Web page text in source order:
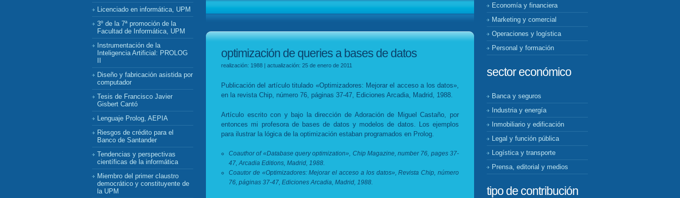
Licenciado en informática, UPM
3º de la 7ª promoción de la
Facultad de Informática, UPM
Instrumentación de la
Inteligencia Artificial: PROLOG
Diseño y fabricación asistida por
computador
Tesis de Francisco Javier
Gisbert Cantó
Lenguaje Prolog, AEPIA
Riesgos de crédito para el
Banco de Santander
Tendencias y perspectivas
científicas de la informática
Miembro del primer claustro
democrático y constituyente de
la UPM
optimización de queries a bases de datos
realización: 1988 | actualización: 25 de enero de 2011
Publicación del artículo titulado «Optimizadores: Mejorar el acceso a los datos»,
en la revista Chip, número 76, páginas 37-47, Ediciones Arcadia, Madrid, 1988.
Artículo escrito con y bajo la dirección de Adoración de Miguel Castaño, por
entonces mi profesora de bases de datos y modelos de datos. Los ejemplos
para ilustrar la lógica de la optimización estaban programados en Prolog.
Coauthor of «Database query optimization», Chip Magazine, number 76, pages 37-
47, Arcadia Editions, Madrid, 1988.
Coautor de «Optimizadores: Mejorar el acceso a los datos», Revista Chip, número
76, páginas 37-47, Ediciones Arcadia, Madrid, 1988.
Economía y financiera
Marketing y comercial
Operaciones y logística
Personal y formación
sector económico
Banca y seguros
Industria y energía
Inmobiliario y edificación
Legal y función pública
Logística y transporte
Prensa, editorial y medios
tipo de contribución